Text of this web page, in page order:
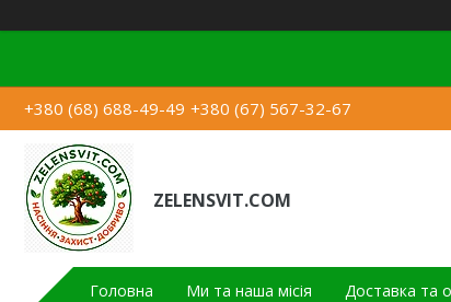
+380 (68) 688-49-49 +380 (67) 567-32-67
ZELENSVIT.COM
Головна Ми та наша місія Доставка та